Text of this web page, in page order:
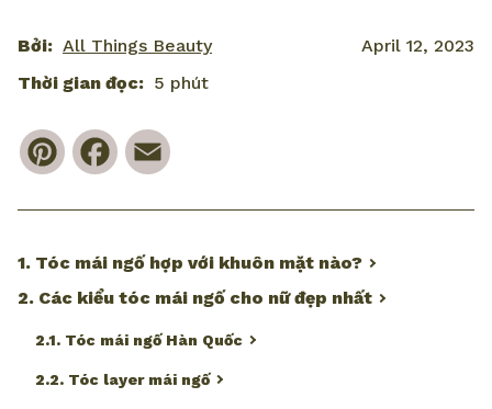
Bởi: All Things Beauty
April 12, 2023
Thời gian đọc: 5 phút
PinterestFacebook
1. Tóc mái ngố hợp với khuôn mặt nào?
2. Các kiểu tóc mái ngố cho nữ đẹp nhất
2.1. Tóc mái ngố Hàn Quốc
2.2. Tóc layer mái ngố